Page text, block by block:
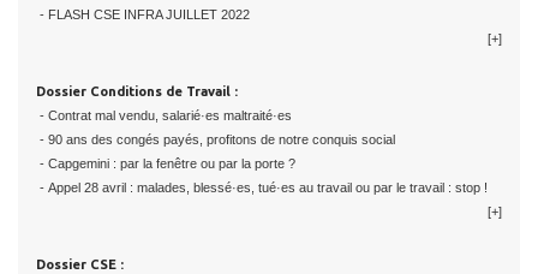
- FLASH CSE INFRA JUILLET 2022
[+]
Dossier Conditions de Travail :
- Contrat mal vendu, salarié·es maltraité·es
- 90 ans des congés payés, profitons de notre conquis social
- Capgemini : par la fenêtre ou par la porte ?
- Appel 28 avril : malades, blessé·es, tué·es au travail ou par le travail : stop !
[+]
Dossier CSE :